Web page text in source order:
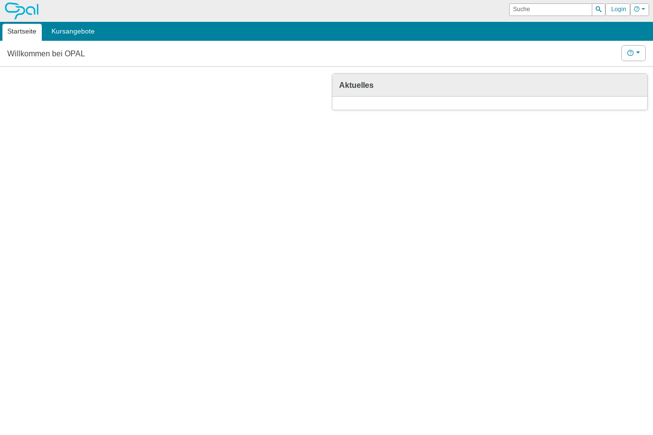
OPAL Suche
Suchen
Login Hilfe
Startseite Kursangebote
Willkommen bei OPAL Hilfe
Aktuelles